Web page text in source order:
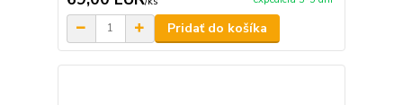
Pridať do košíka